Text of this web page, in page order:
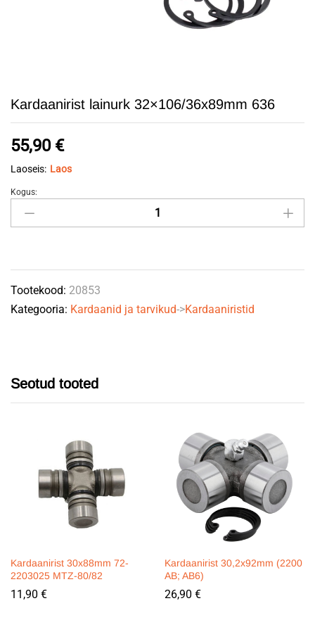
Kardaanirist lainurk 32×106/36x89mm 636
55,90 €
Laoseis: Laos
Kardaanirist
lainurk
quantity
Kogus:
Tootekood: 20853
Kategooria: Kardaanid ja tarvikud->Kardaaniristid
Seotud tooted
Kardaanirist 30x88mm 72-
2203025 MTZ-80/82
11,90 €
Kardaanirist 30,2x92mm (2200
AB; AB6)
26,90 €